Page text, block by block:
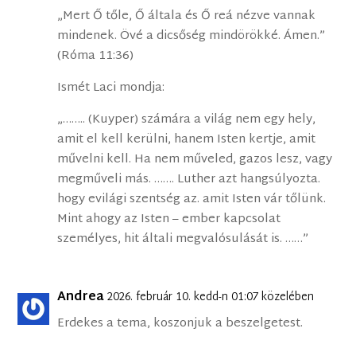
„Mert Ő tőle, Ő általa és Ő reá nézve vannak
mindenek. Övé a dicsőség mindörökké. Ámen.”
(Róma 11:36)
Ismét Laci mondja:
„…….. (Kuyper) számára a világ nem egy hely,
amit el kell kerülni, hanem Isten kertje, amit
művelni kell. Ha nem műveled, gazos lesz, vagy
megműveli más. ……. Luther azt hangsúlyozta.
hogy evilági szentség az. amit Isten vár tőlünk.
Mint ahogy az Isten – ember kapcsolat
személyes, hit általi megvalósulását is. ……”
Andrea2026. február 10. kedd-n 01:07 közelében
Erdekes a tema, koszonjuk a beszelgetest.